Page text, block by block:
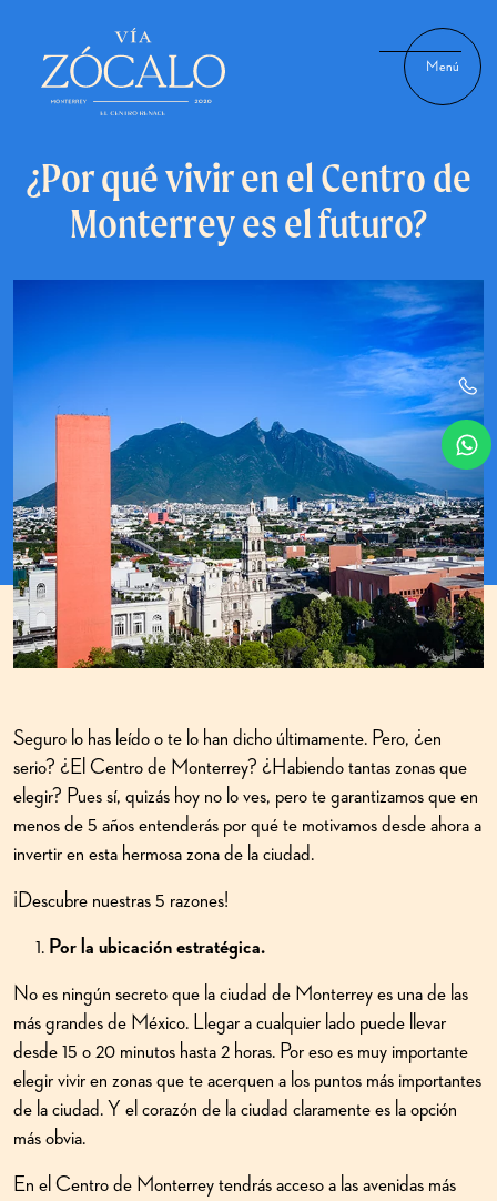
Menú
¿Por qué vivir en el Centro de
Monterrey es el futuro?
Seguro lo has leído o te lo han dicho últimamente. Pero, ¿en
serio? ¿El Centro de Monterrey? ¿Habiendo tantas zonas que
elegir? Pues sí, quizás hoy no lo ves, pero te garantizamos que en
menos de 5 años entenderás por qué te motivamos desde ahora a
invertir en esta hermosa zona de la ciudad.
¡Descubre nuestras 5 razones!
Por la ubicación estratégica.
No es ningún secreto que la ciudad de Monterrey es una de las
más grandes de México. Llegar a cualquier lado puede llevar
desde 15 o 20 minutos hasta 2 horas. Por eso es muy importante
elegir vivir en zonas que te acerquen a los puntos más importantes
de la ciudad. Y el corazón de la ciudad claramente es la opción
más obvia.
En el Centro de Monterrey tendrás acceso a las avenidas más